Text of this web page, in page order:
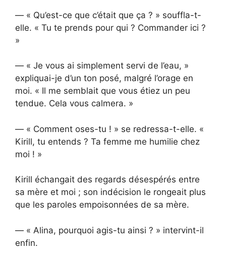
— « Qu’est-ce que c’était que ça ? » souffla-t-
elle. « Tu te prends pour qui ? Commander ici ?
»
— « Je vous ai simplement servi de l’eau, »
expliquai-je d’un ton posé, malgré l’orage en
moi. « Il me semblait que vous étiez un peu
tendue. Cela vous calmera. »
— « Comment oses-tu ! » se redressa-t-elle. «
Kirill, tu entends ? Ta femme me humilie chez
moi ! »
Kirill échangait des regards désespérés entre
sa mère et moi ; son indécision le rongeait plus
que les paroles empoisonnées de sa mère.
— « Alina, pourquoi agis-tu ainsi ? » intervint-il
enfin.